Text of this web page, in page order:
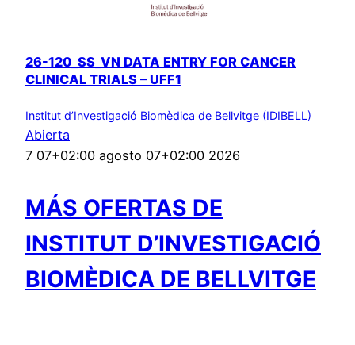
26-120_SS_VN DATA ENTRY FOR CANCER
CLINICAL TRIALS – UFF1
Institut d’Investigació Biomèdica de Bellvitge (IDIBELL)
Abierta
7 07+02:00 agosto 07+02:00 2026
MÁS OFERTAS DE
INSTITUT D’INVESTIGACIÓ
BIOMÈDICA DE BELLVITGE